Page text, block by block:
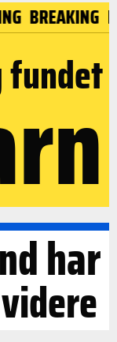
BREAKING
fundet
har